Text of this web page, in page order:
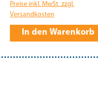
Preise inkl. MwSt. zzgl.
Versandkosten
In den Warenkorb